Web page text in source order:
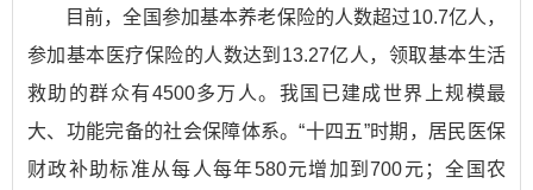
目前，全国参加基本养老保险的人数超过10.7亿人，
参加基本医疗保险的人数达到13.27亿人，领取基本生活
救助的群众有4500多万人。我国已建成世界上规模最
大、功能完备的社会保障体系。“十四五”时期，居民医保
财政补助标准从每人每年580元增加到700元；全国农